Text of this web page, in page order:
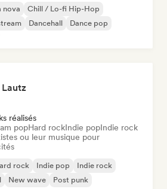
nova
Chill / Lo-fi Hip-Hop
Dancehall
Dance pop
réalisés
popHard rockIndie popIndie rock
ou leur musique pour
rock Indie pop
Indie rock
New wave
Post punk